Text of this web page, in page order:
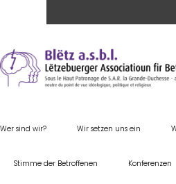
Wer sind wir? Wir setzen uns ein
Stimme der Betroffenen Konferenzen